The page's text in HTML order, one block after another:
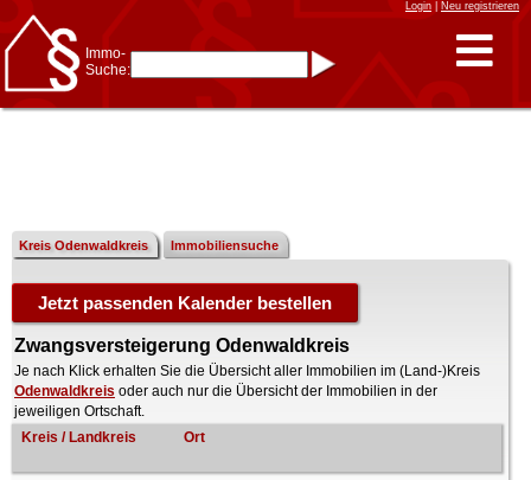
Login| Neu registrieren
Immo-
Suche:
z.B.:15 Frankfurtfür
Frankfurt/Oder
und6 Frankfurtfür Frankfurt
Immobiliensuche
nach Kreis
nach Amtsgericht
Kreis Odenwaldkreis Immobiliensuche
Zwangsversteigerung Odenwaldkreis
Je nach Klick erhalten Sie die Übersicht aller Immobilien im (Land-)Kreis
Odenwaldkreis oder auch nur die Übersicht der Immobilien in der
jeweiligen Ortschaft.
Kreis / Landkreis
Ort